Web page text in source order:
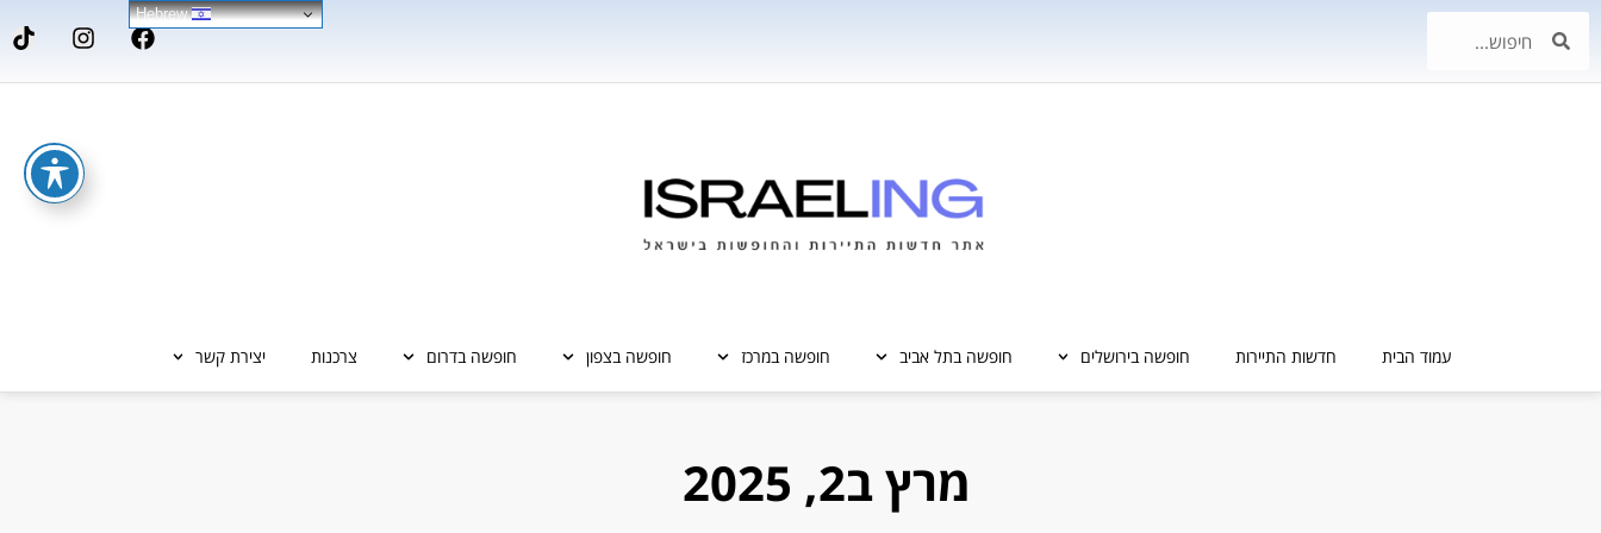
עמוד הבית חדשות התיירות חופשה בירושלים חופשה בתל אביב חופשה במרכז חופשה בצפון חופשה בדרום צרכנות יצירת קשר
מרץ ב2, 2025
Hebrew